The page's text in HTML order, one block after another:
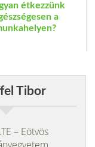
étkezzünk
a
Tibor
– Eötvös